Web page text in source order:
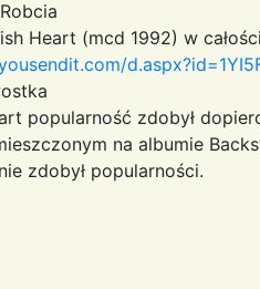
Heart (mcd 1992) w
popularność zdobył
na albumie
zdobył popularności.